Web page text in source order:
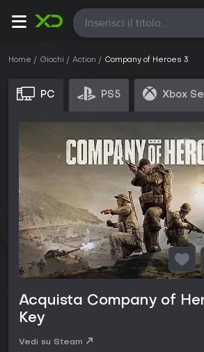
Tutte
Home Giochi Action Company of Heroes 3
PC PS5 Xbox
Acquista Company of
Key
Vedi su Steam